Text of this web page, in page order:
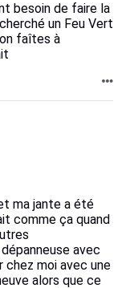
besoin de faire la
un Feu Vert
faîtes à
ma jante a été
comme ça quand
avec
chez moi avec une
alors que ce